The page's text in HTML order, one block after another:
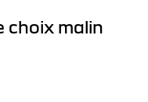
choix malin